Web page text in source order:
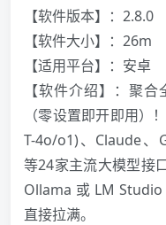
【软件版本】：2.8.0
️【软件大小】：26m
【适用平台】：安卓
【软件介绍】：聚
（零设置即开即用）
T-4o/o1)、Claude、
等24家主流大模型接
Ollama 或 LM
直接拉满。